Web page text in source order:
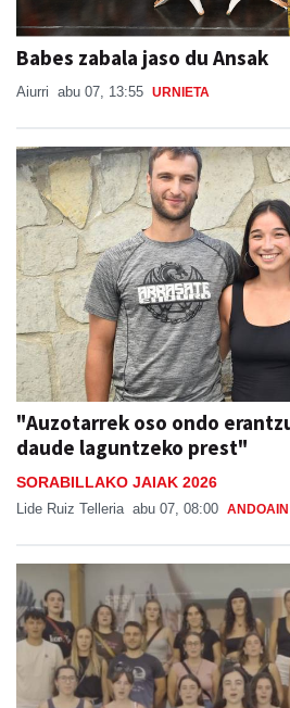
Babes zabala jaso du Ansak
Aiurri abu 07, 13:55 URNIETA
"Auzotarrek oso ondo
daude laguntzeko prest"
SORABILLAKO JAIAK 2026
Lide Ruiz Telleria abu 07, 08:00 ANDOAIN